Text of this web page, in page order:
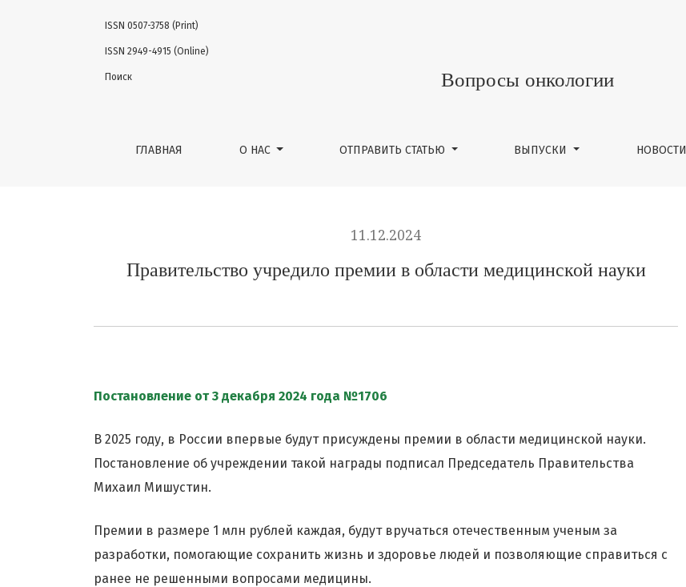
Правительство учредило премии в области медицинской науки
Вопросы онкологии
ГЛАВНАЯ О НАС ОТПРАВИТЬ СТАТЬЮ ВЫПУСКИ НОВОСТИ
ISSN 0507-3758 (Print)
ISSN 2949-4915 (Online)
Поиск
11.12.2024
Правительство учредило премии в области медицинской науки
Постановление от 3 декабря 2024 года №1706
В 2025 году, в России впервые будут присуждены премии в области медицинской науки.
Постановление об учреждении такой награды подписал Председатель Правительства
Михаил Мишустин.
Премии в размере 1 млн рублей каждая, будут вручаться отечественным ученым за
разработки, помогающие сохранить жизнь и здоровье людей и позволяющие справиться с
ранее не решенными вопросами медицины.